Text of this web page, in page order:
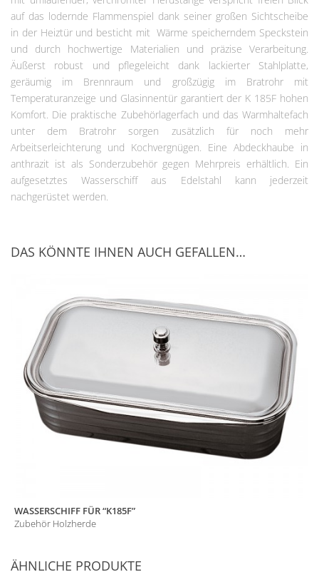
auf das lodernde Flammenspiel dank seiner großen Sichtscheibe
in der Heiztür und besticht mit Wärme speicherndem Speckstein
und durch hochwertige Materialien und präzise Verarbeitung.
Äußerst robust und pflegeleicht dank lackierter Stahlplatte,
geräumig im Brennraum und großzügig im Bratrohr mit
Temperaturanzeige und Glasinnentür garantiert der K 185F hohen
Komfort. Die praktische Zubehörlagerfach und das Warmhaltefach
unter dem Bratrohr sorgen zusätzlich für noch mehr
Arbeitserleichterung und Kochvergnügen. Eine Abdeckhaube in
anthrazit ist als Sonderzubehör gegen Mehrpreis erhältlich. Ein
aufgesetztes Wasserschiff aus Edelstahl kann jederzeit
nachgerüstet werden.
DAS KÖNNTE IHNEN AUCH GEFALLEN…
WASSERSCHIFF FÜR “K185F”
Zubehör Holzherde
ÄHNLICHE PRODUKTE